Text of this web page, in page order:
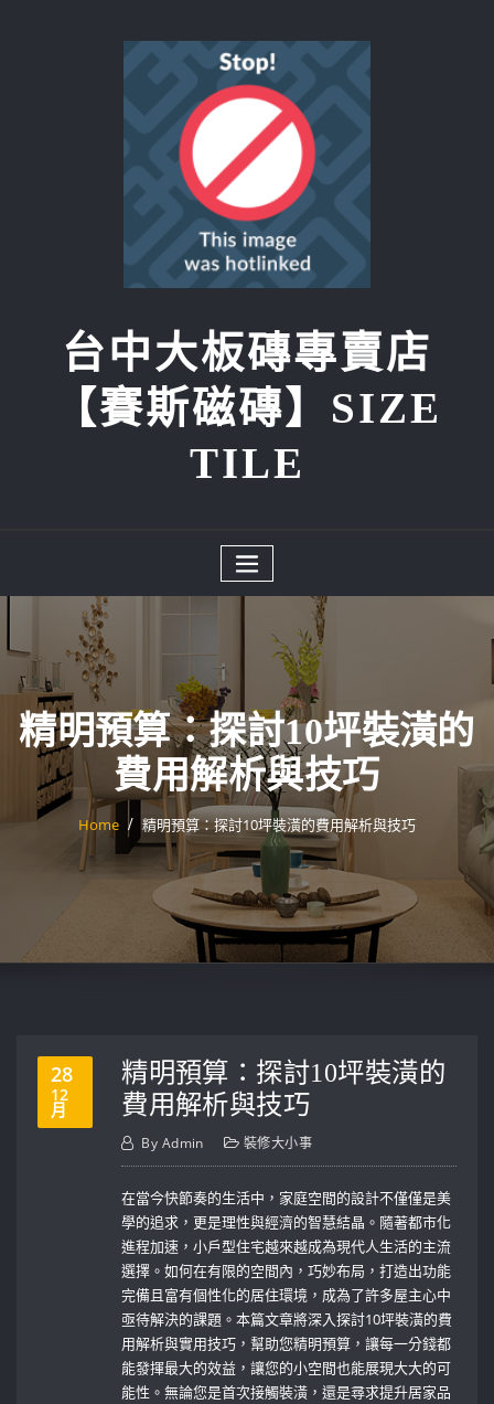
台中大板磚專賣店
【賽斯磁磚】SIZE
TILE
精明預算：探討10坪裝潢的
費用解析與技巧
Home 精明預算：探討10坪裝潢的費用解析與技巧
28
12
月
精明預算：探討10坪裝潢的
費用解析與技巧
By Admin 裝修大小事
在當今快節奏的生活中，家庭空間的設計不僅僅是美
學的追求，更是理性與經濟的智慧結晶。隨著都市化
進程加速，小戶型住宅越來越成為現代人生活的主流
選擇。如何在有限的空間內，巧妙布局，打造出功能
完備且富有個性化的居住環境，成為了許多屋主心中
亟待解決的課題。本篇文章將深入探討10坪裝潢的費
用解析與實用技巧，幫助您精明預算，讓每一分錢都
能發揮最大的效益，讓您的小空間也能展現大大的可
能性。無論您是首次接觸裝潢，還是尋求提升居家品